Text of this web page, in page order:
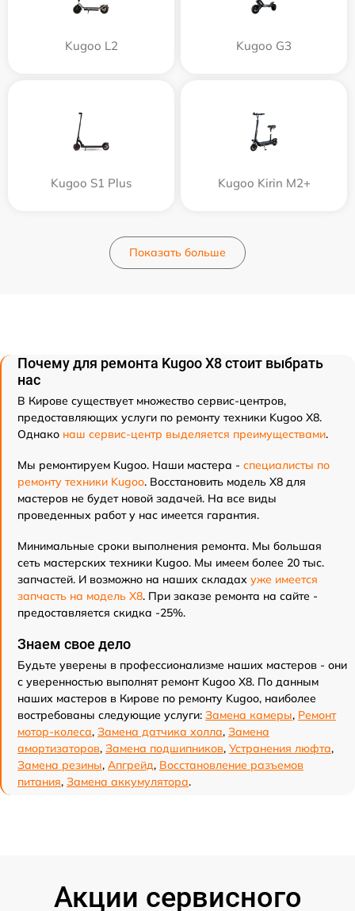
Kugoo L2 Kugoo G3
Kugoo S1 Plus Kugoo Kirin M2+
Показать больше
Почему для ремонта Kugoo X8 стоит выбрать
нас
В Кирове существует множество сервис-центров,
предоставляющих услуги по ремонту техники Kugoo X8.
Однако наш сервис-центр выделяется преимуществами.
Мы ремонтируем Kugoo. Наши мастера - специалисты по
ремонту техники Kugoo. Восстановить модель X8 для
мастеров не будет новой задачей. На все виды
проведенных работ у нас имеется гарантия.
Минимальные сроки выполнения ремонта. Мы большая
сеть мастерских техники Kugoo. Мы имеем более 20 тыс.
запчастей. И возможно на наших складах уже имеется
запчасть на модель X8. При заказе ремонта на сайте -
предоставляется скидка -25%.
Знаем свое дело
Будьте уверены в профессионализме наших мастеров - они
с уверенностью выполнят ремонт Kugoo X8. По данным
наших мастеров в Кирове по ремонту Kugoo, наиболее
востребованы следующие услуги: Замена камеры, Ремонт
мотор-колеса, Замена датчика холла, Замена
амортизаторов, Замена подшипников, Устранения люфта,
Замена резины, Апгрейд, Восстановление разъемов
питания, Замена аккумулятора.
Акции сервисного